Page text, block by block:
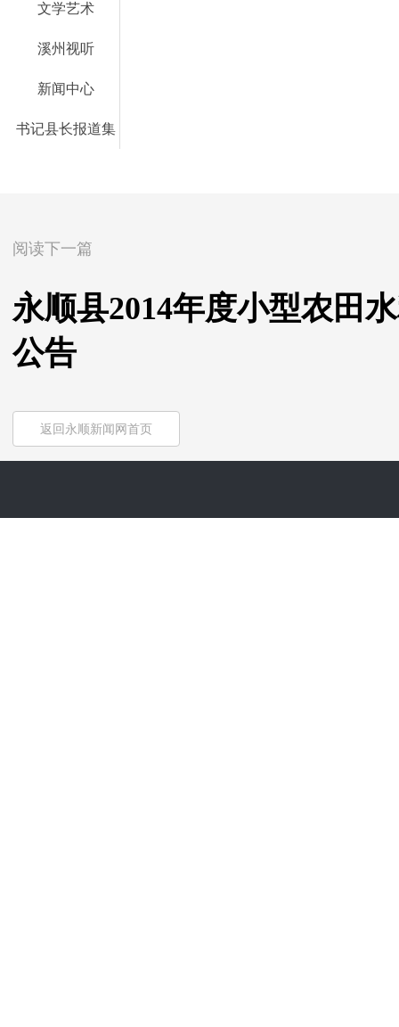
文学艺术
溪州视听
新闻中心
书记县长报道集
阅读下一篇
永顺县2014年度小型农田
公告
返回永顺新闻网首页